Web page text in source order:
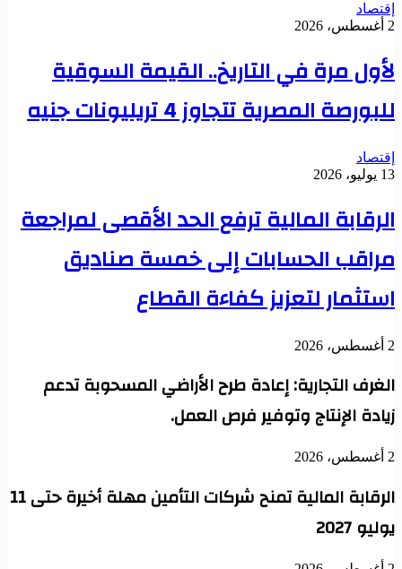
إقتصاد
2 أغسطس، 2026
لأول مرة في التاريخ.. القيمة السوقية
للبورصة المصرية تتجاوز 4 تريليونات جنيه
إقتصاد
13 يوليو، 2026
الرقابة المالية ترفع الحد الأقصى لمراجعة
مراقب الحسابات إلى خمسة صناديق
استثمار لتعزيز كفاءة القطاع
2 أغسطس، 2026
الغرف التجارية: إعادة طرح الأراضي المسحوبة تدعم
زيادة الإنتاج وتوفير فرص العمل.
2 أغسطس، 2026
الرقابة المالية تمنح شركات التأمين مهلة أخيرة حتى 11
يوليو 2027